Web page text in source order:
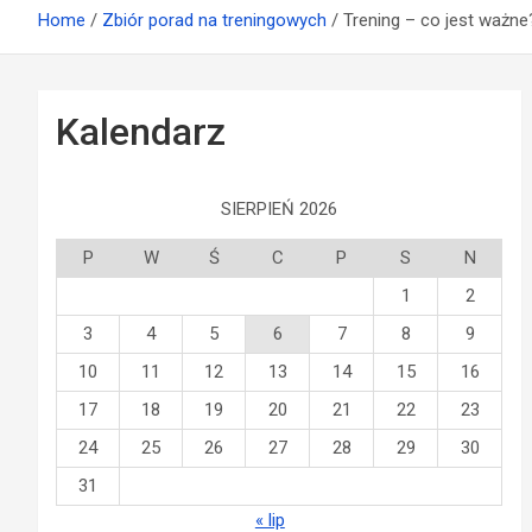
Home Zbiór porad na treningowych Trening – co jest
Kalendarz
SIERPIEŃ 2026
P W Ś C P S
N
1
2
3
4 5 6 7 8
9
10
11 12 13 14 15
16
17
18 19 20 21 22
23
24
25 26 27 28 29
30
31
« lip